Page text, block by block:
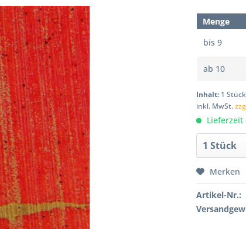
Menge
bis9
ab 10
Inhalt: 1 Stück
inkl. MwSt.
Lieferzeit
Merken
Artikel-Nr.: